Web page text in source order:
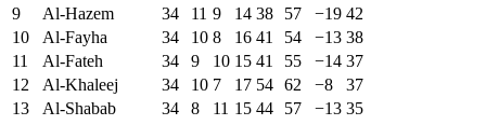
9
Al-Hazem 34 11 9 14 38 57 −19 42
10
Al-Fayha 34 10 8 16 41 54 −13 38
11
Al-Fateh 34 9 10 15 41 55 −14 37
12
Al-Khaleej 34 10 7 17 54 62 −8
37
13
Al-Shabab 34 8 11 15 44 57 −13 35